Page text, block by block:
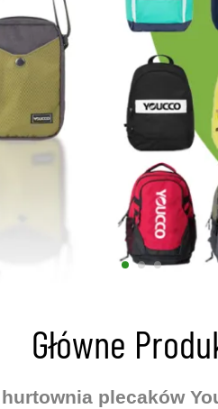
Główne
plecaków